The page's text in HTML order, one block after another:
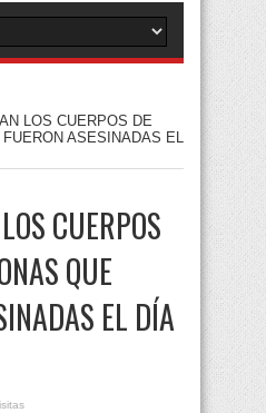
LOS CUERPOS DE
ASESINADAS EL
CUERPOS
QUE
EL DÍA